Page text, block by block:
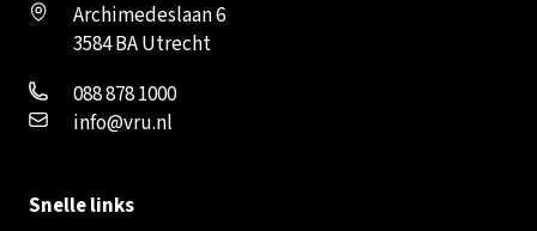
Archimedeslaan 6
3584 BA Utrecht
088 878 1000
info@vru.nl
Snelle links